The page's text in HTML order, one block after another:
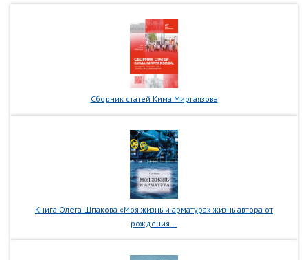
Сборник статей Кима Миргаязова
Книга Олега Шпакова «Моя жизнь и арматура» жизнь автора от
рождения...